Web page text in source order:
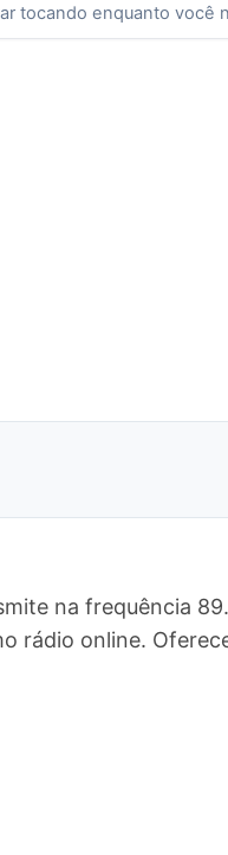
tocando enquanto você
na frequência
rádio online.